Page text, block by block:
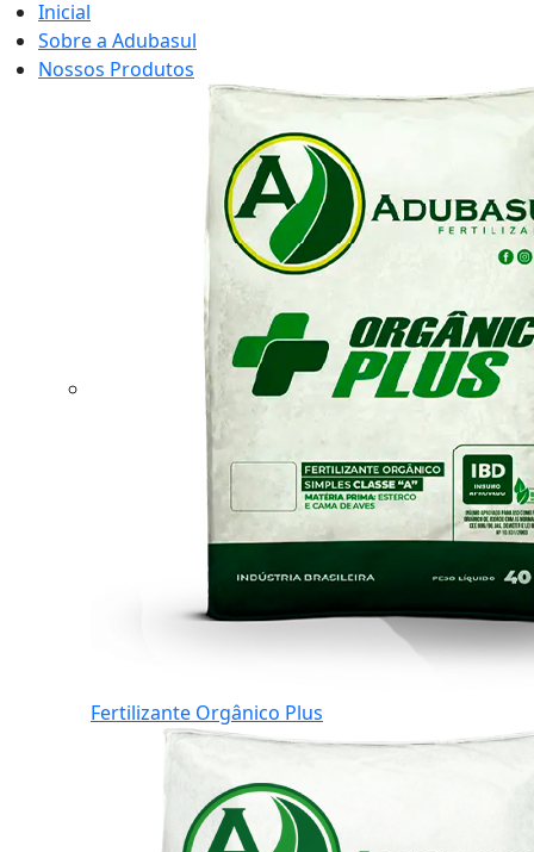
Inicial
Sobre a Adubasul
Nossos Produtos
Fertilizante Orgânico Plus